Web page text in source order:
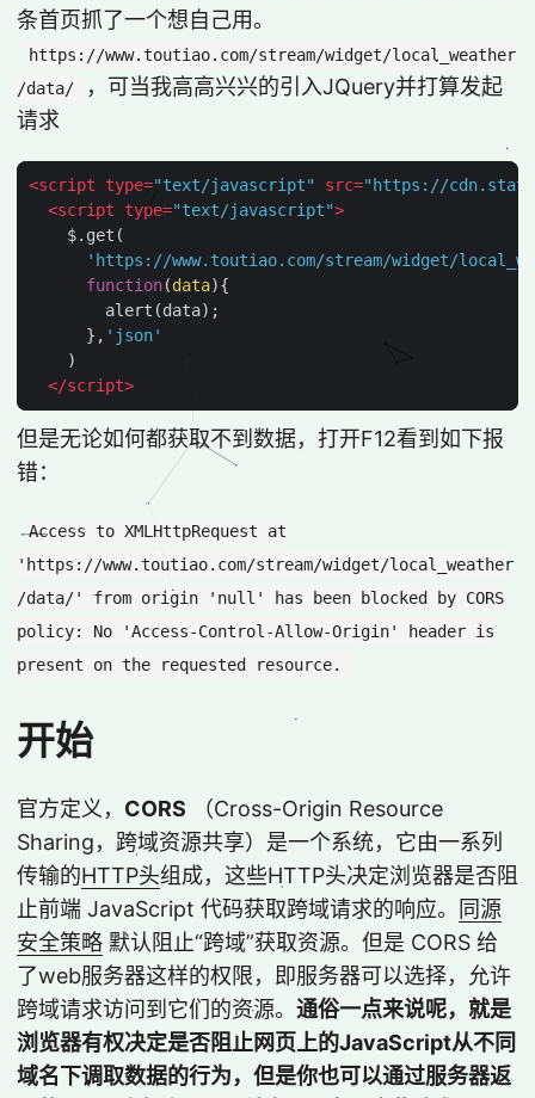
条首页抓了一个想自己用。
https://www.toutiao.com/stream/widget/local_weather
/data/
，可当我高高兴兴的引入JQuery并打算发起
请求
<script type="text/javascript" src="https://
<script type="text/javascript">
$. get (
'https://www.toutiao.com/stream/widget/
function(data){
alert (data);
}, 'json'
)
</script>
但是无论如何都获取不到数据，打开F12看到如下报
错：
Access to XMLHttpRequest at
'https://www.toutiao.com/stream/widget/local_weather
/data/' from origin 'null' has been blocked by CORS
policy: No 'Access-Control-Allow-Origin' header is
present on the requested resource.
开始
官方定义， CORS （Cross-Origin Resource
Sharing，跨域资源共享）是一个系统，它由一系列
传输的HTTP头组成，这些HTTP头决定浏览器是否阻
止前端 JavaScript 代码获取跨域请求的响应。
同源
安全策略 默认阻止“跨域”获取资源。但是 CORS 给
了web服务器这样的权限，即服务器可以选择，允许
跨域请求访问到它们的资源。 通俗一点来说呢，就是
浏览器有权决定是否阻止网页上的JavaScript从不同
域名下调取数据的行为，但是你也可以通过服务器返